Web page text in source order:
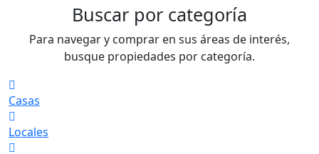
Buscar por categoría
Para navegar y comprar en sus áreas de interés,
busque propiedades por categoría.
Casas
Locales